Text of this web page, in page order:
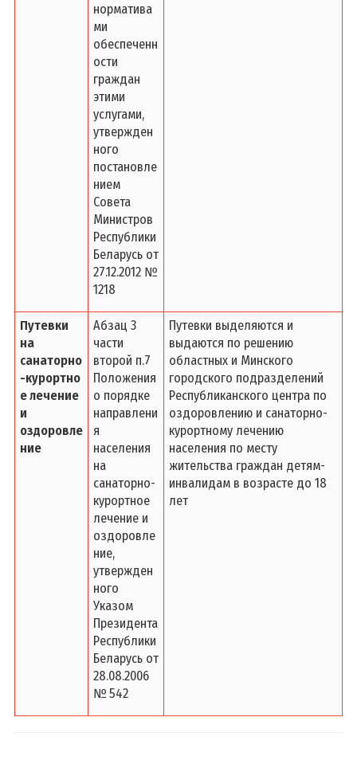
норматива
ми
обеспеченн
ости
граждан
этими
услугами,
утвержден
ного
постановле
нием
Совета
Министров
Республики
Беларусь от
27.12.2012 №
1218
Путевки
на
санаторно
-курортно
е лечение
и
оздоровле
ние
Абзац 3
части
второй п.7
Положения
о порядке
направлени
я
населения
на
санаторно-
курортное
лечение и
оздоровле
ние,
утвержден
ного
Указом
Президента
Республики
Беларусь от
28.08.2006
№ 542
Путевки выделяются и
выдаются по решению
областных и Минского
городского подразделений
Республиканского центра по
оздоровлению и санаторно-
курортному лечению
населения по месту
жительства граждан детям-
инвалидам в возрасте до 18
лет